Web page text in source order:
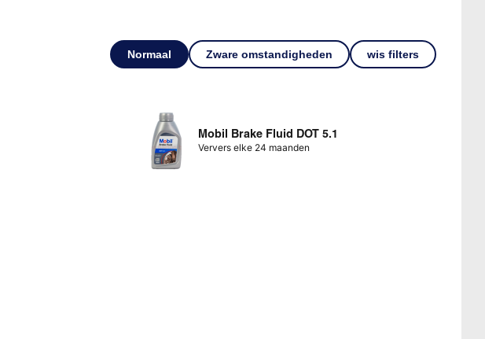
Normaal Zware omstandigheden wis filters
Mobil Brake Fluid DOT 5.1
Ververs elke 24 maanden